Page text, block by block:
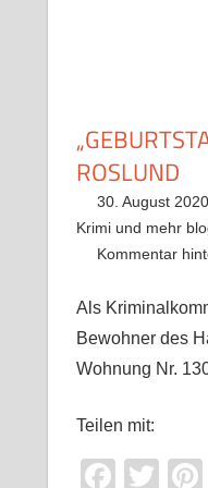
ROSLUND
30. August 2020
Krimi und mehr
Kommentar
Als
Bewohner des
Wohnung Nr.
Teilen mit: